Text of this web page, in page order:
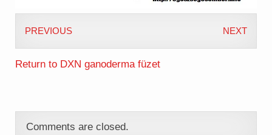
PREVIOUS NEXT
Return to DXN ganoderma füzet
Comments are closed.